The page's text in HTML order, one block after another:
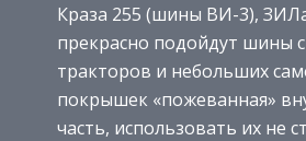
Краза 255 (шины ВИ-3),
прекрасно подойдут шины
тракторов и небольших
покрышек «пожеванная»
часть, использовать их не